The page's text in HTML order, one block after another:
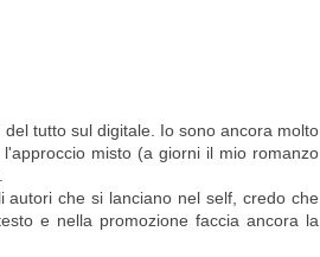
tutto sul digitale. Io sono ancora molto
misto (a giorni il mio romanzo
che si lanciano nel self, credo che
e nella promozione faccia ancora la